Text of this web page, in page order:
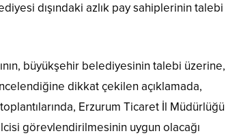
dışındaki azlık pay sahiplerinin talebi
büyükşehir belediyesinin talebi üzerine,
dikkat çekilen açıklamada,
Erzurum Ticaret İl Müdürlüğü
görevlendirilmesinin uygun olacağı